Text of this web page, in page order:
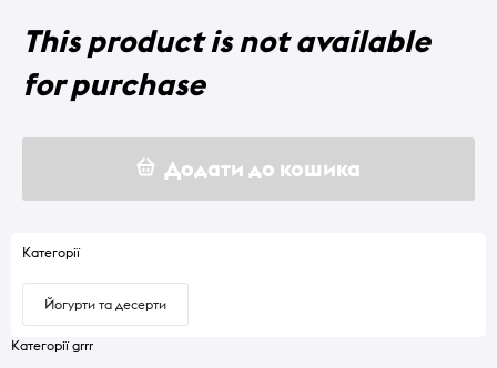
This product is not available
for purchase
Додати до кошика
Категорії
Йогурти та десерти
Категорії grrr